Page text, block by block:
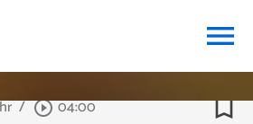
menu
/ play_circle_outline04:00 bookmark_border